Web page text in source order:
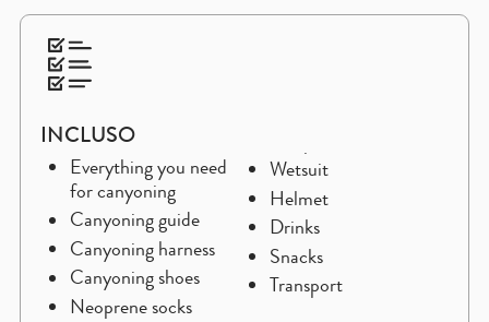
INCLUSO
Everything you need
for canyoning
Canyoning guide
Canyoning harness
Canyoning shoes
Neoprene socks
Wetsuit
Helmet
Drinks
Snacks
Transport